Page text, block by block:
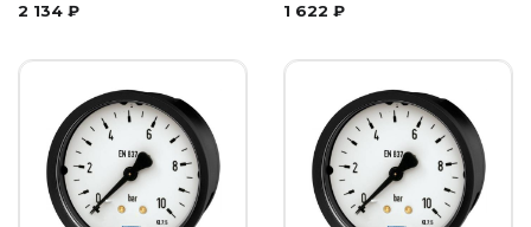
2 134 ₽ 1 622 ₽